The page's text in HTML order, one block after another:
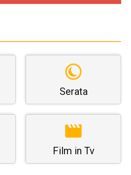
Serata
Film in Tv